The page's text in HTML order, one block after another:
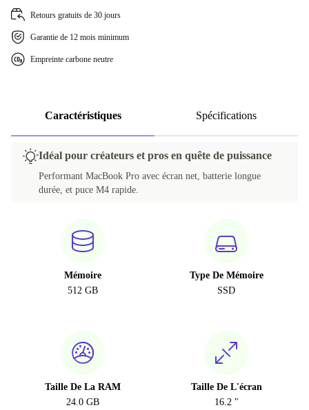
ES (espagnol)
FI (finlandais)
NL (néerlandais)
PT (portugais)
SE (suédois)
UK (anglais britannique)
Retours gratuits de 30 jours
Garantie de 12 mois minimum
Empreinte carbone neutre
Caractéristiques Spécifications
Idéal pour créateurs et pros en quête de puissance
Performant MacBook Pro avec écran net, batterie longue
durée, et puce M4 rapide.
Mémoire
512 GB
Type De Mémoire
SSD
Taille De La RAM
24.0 GB
Taille De L'écran
16.2 "